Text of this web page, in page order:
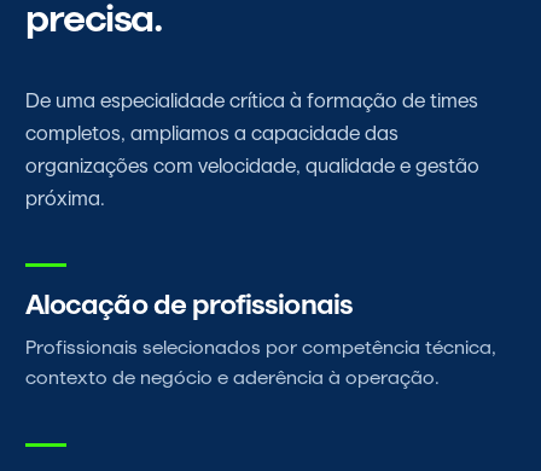
precisa.
De uma especialidade crítica à formação de times
completos, ampliamos a capacidade das
organizações com velocidade, qualidade e gestão
próxima.
Alocação de profissionais
Profissionais selecionados por competência técnica,
contexto de negócio e aderência à operação.